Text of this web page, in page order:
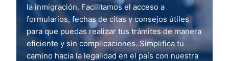
la inmigración. Facilitamos el acceso a
formularios, fechas de citas y consejos útiles
para que puedas realizar tus trámites de manera
eficiente y sin complicaciones. Simplifica tu
camino hacia la legalidad en el país con nuestra